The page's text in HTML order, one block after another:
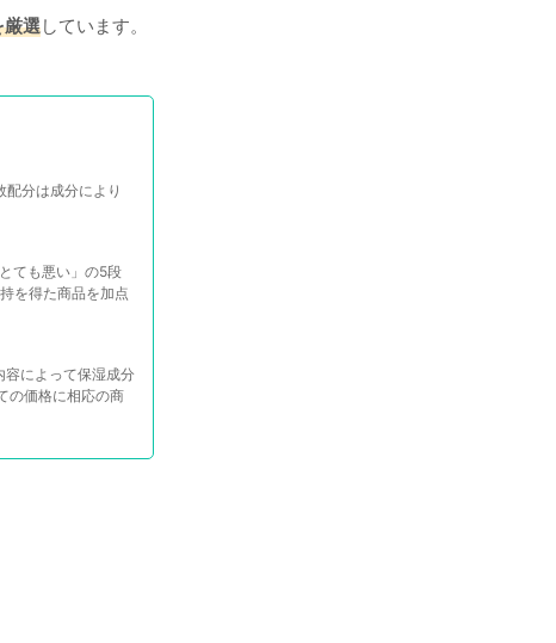
厳選しています。
分は成分により
ても悪い」の5段
を得た商品を加点
容によって保湿成分
の価格に相応の商